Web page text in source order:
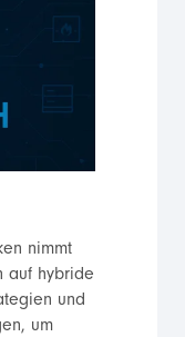
nimmt
auf hybride
und
um